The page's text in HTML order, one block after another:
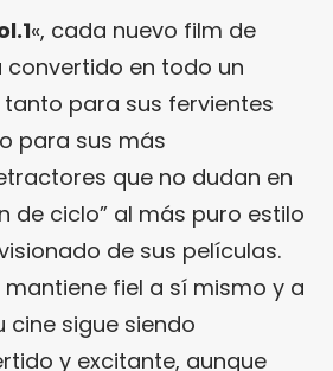
«, cada nuevo film de
convertido en todo un
para sus fervientes
para sus más
que no dudan en
de ciclo” al más puro estilo
de sus películas.
mantiene fiel a sí mismo y a
cine sigue siendo
y excitante, aunque